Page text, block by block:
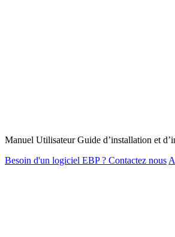
Manuel Utilisateur Guide d’installation et
Besoin d'un logiciel EBP ? Contactez nous